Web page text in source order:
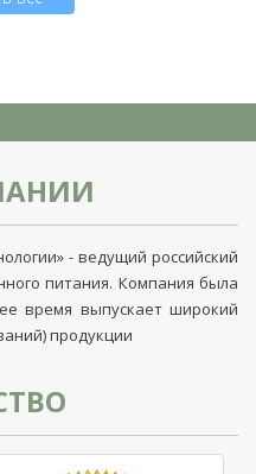
- ведущий российский
питания. Компания была
время выпускает широкий
продукции